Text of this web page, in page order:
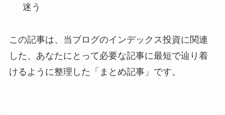
迷う
この記事は、当ブログのインデックス投資に関連
した、あなたにとって必要な記事に最短で辿り着
けるように整理した「まとめ記事」です。